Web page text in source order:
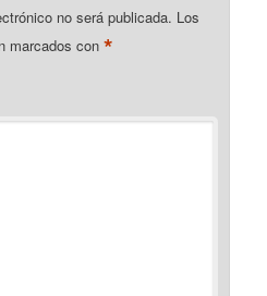
no será publicada. Los
marcados con*